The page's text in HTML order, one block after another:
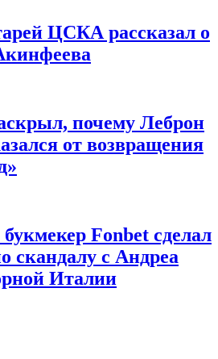
ЦСКА рассказал о
почему Леброн
от возвращения
Fonbet сделал
скандалу с Андреа
Италии